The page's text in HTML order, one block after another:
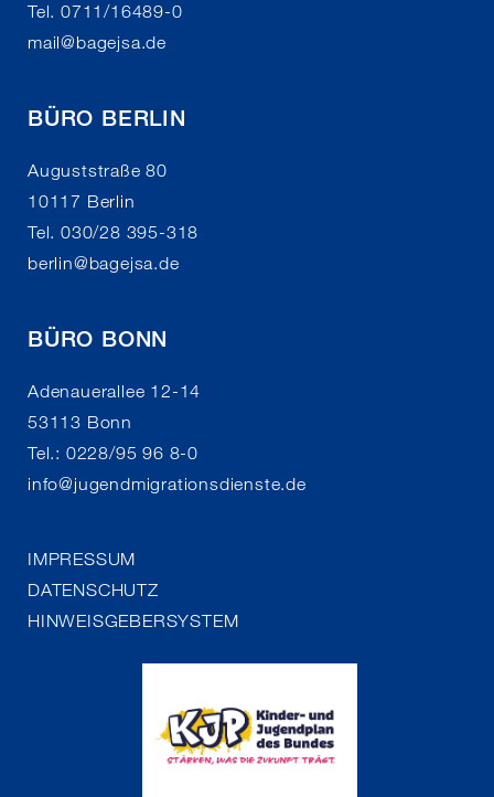
Tel. 0711/16489-0
mail@bagejsa.de
BÜRO BERLIN
Auguststraße 80
10117 Berlin
Tel. 030/28 395-318
berlin@bagejsa.de
BÜRO BONN
Adenauerallee 12-14
53113 Bonn
Tel.: 0228/95 96 8-0
info@jugendmigrationsdienste.de
IMPRESSUM
DATENSCHUTZ
HINWEISGEBERSYSTEM